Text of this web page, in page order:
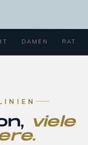
DAMEN
viele